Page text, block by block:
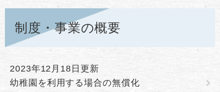
制度・事業の概要
2023年12月18日更新
幼稚園を利用する場合の無償化